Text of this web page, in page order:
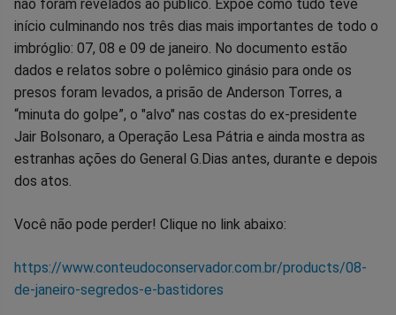
não foram revelados ao público. Expõe como tudo teve
início culminando nos três dias mais importantes de todo o
imbróglio: 07, 08 e 09 de janeiro. No documento estão
dados e relatos sobre o polêmico ginásio para onde os
presos foram levados, a prisão de Anderson Torres, a
“minuta do golpe”, o "alvo" nas costas do ex-presidente
Jair Bolsonaro, a Operação Lesa Pátria e ainda mostra as
estranhas ações do General G.Dias antes, durante e depois
dos atos.
Você não pode perder! Clique no link abaixo:
https://www.conteudoconservador.com.br/products/08-
de-janeiro-segredos-e-bastidores